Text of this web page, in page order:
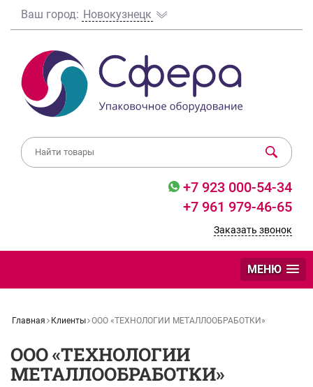
Ваш город: Новокузнецк
+7 923 000-54-34
+7 961 979-46-65
Заказать звонок
МЕНЮ
Главная Клиенты ООО «ТЕХНОЛОГИИ МЕТАЛЛООБРАБОТКИ»
ООО «ТЕХНОЛОГИИ
МЕТАЛЛООБРАБОТКИ»